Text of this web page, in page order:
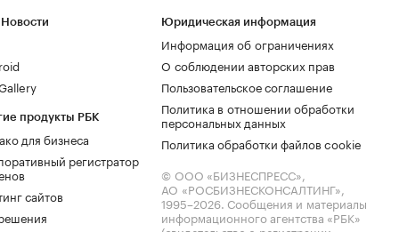
продукты РБК
для бизнеса
регистратор
сайтов
Юридическая информация
Информация об ограничениях
О соблюдении авторских прав
Пользовательское соглашение
Политика в отношении обработки
персональных данных
Политика обработки файлов cookie
© ООО «БИЗНЕСПРЕСС»,
АО «РОСБИЗНЕСКОНСАЛТИНГ»,
1995–2026. Сообщения и материалы
информационного агентства «РБК»